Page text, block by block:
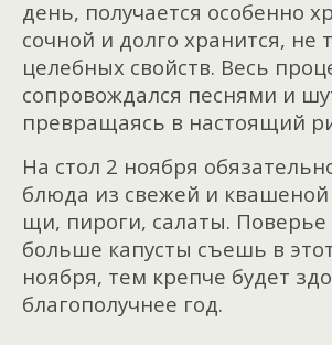
день, получается особенно
сочной и долго хранится, не
целебных свойств. Весь
сопровождался песнями и
превращаясь в настоящий
На стол 2 ноября
блюда из свежей и
щи, пироги, салаты. Поверье
больше капусты съешь в
ноября, тем крепче будет
благополучнее год.